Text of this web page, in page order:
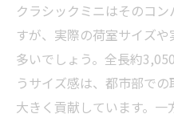
クラシックミニはそのコ
すが、実際の荷室サイズ
多いでしょう。全長約
うサイズ感は、都市部で
大きく貢献しています。